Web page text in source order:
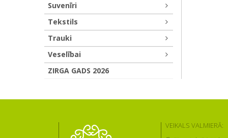
Suvenīri
Tekstils
Trauki
Veselībai
ZIRGA GADS 2026
VEIKALS VALMIERĀ: